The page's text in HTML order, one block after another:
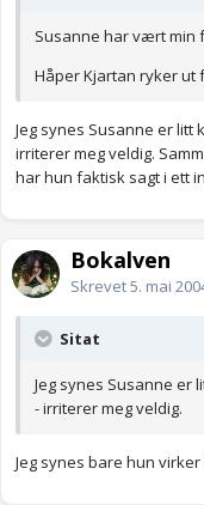
Susanne har vært min
Håper Kjartan ryker ut
Jeg synes Susanne er litt
irriterer meg veldig.
har hun faktisk sagt i ett
Bokalven
Skrevet5. mai
Sitat
Jeg synes Susanne er
- irriterer meg veldig.
Jeg synes bare hun